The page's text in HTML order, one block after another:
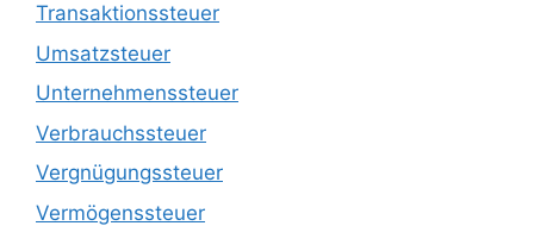
Transaktionssteuer
Umsatzsteuer
Unternehmenssteuer
Verbrauchssteuer
Vergnügungssteuer
Vermögenssteuer